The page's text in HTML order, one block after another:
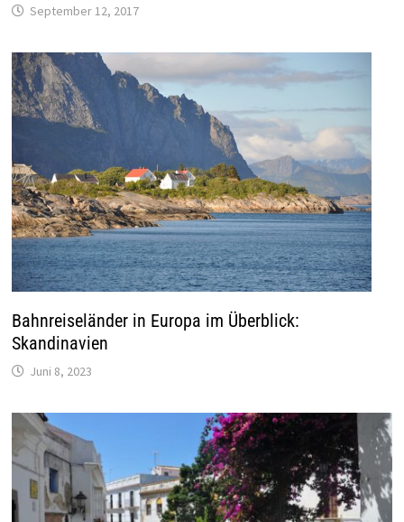
September 12, 2017
Bahnreiseländer in Europa im Überblick:
Skandinavien
Juni 8, 2023